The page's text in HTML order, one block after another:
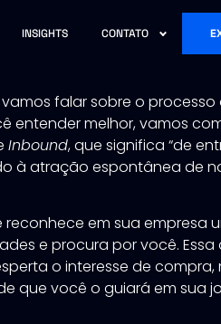
INSIGHTS CONTATO
falar sobre o processo
entender melhor, vamos
Inbound, que significa “de
à atração espontânea de
reconhece em sua empresa
e procura por você.
o interesse de compra,
que você o guiará em sua